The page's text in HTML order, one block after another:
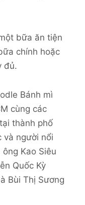
bữa ăn tiện
chính hoặc
đủ.
Bánh mì
cùng các
thành phố
và người nổi
Kao Siêu
Quốc Kỳ
Bùi Thị Sương